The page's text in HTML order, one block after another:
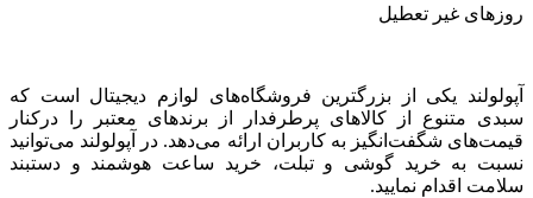
روزهای غیر تعطیل
آپولولند یکی از بزرگترین فروشگاه‌های لوازم دیجیتال است که
سبدی متنوع از کالاهای پرطرفدار از برندهای معتبر را درکنار
قیمت‌های شگفت‌انگیز به کاربران ارائه می‌دهد. در آپولولند می‌توانید
نسبت به خرید گوشی و تبلت، خرید ساعت هوشمند و دستبند
سلامت اقدام نمایید.